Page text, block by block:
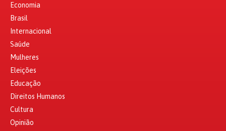
Economia
Brasil
Internacional
Saúde
Mulheres
Eleições
Educação
Direitos Humanos
Cultura
Opinião